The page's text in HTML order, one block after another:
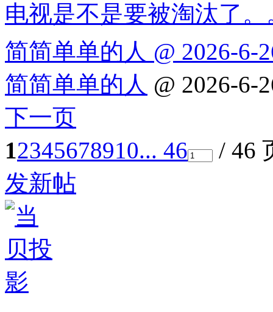
电视是不是要被淘汰了。
简简单单的人 @ 2026-6-
简简单单的人 @ 2026-6-
下一页
12345678910... 46
/ 46
发新帖